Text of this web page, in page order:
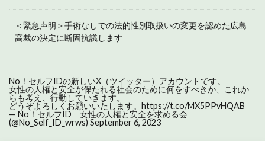
＜緊急声明＞手術なしでの法的性別取扱いの変更を認めた広島
高裁の決定に断固抗議します
No！セルフIDの新しいX（ツイッター）アカウントです。
女性の人権と安全が保たれる社会のために何をすべきか、これか
らも考え、行動していきます。
どうぞよろしくお願いいたします。 https://t.co/MX5PPvHQAB
— No！セルフID 女性の人権と安全を求める会
(@No_Self_ID_wrws) September 6, 2023